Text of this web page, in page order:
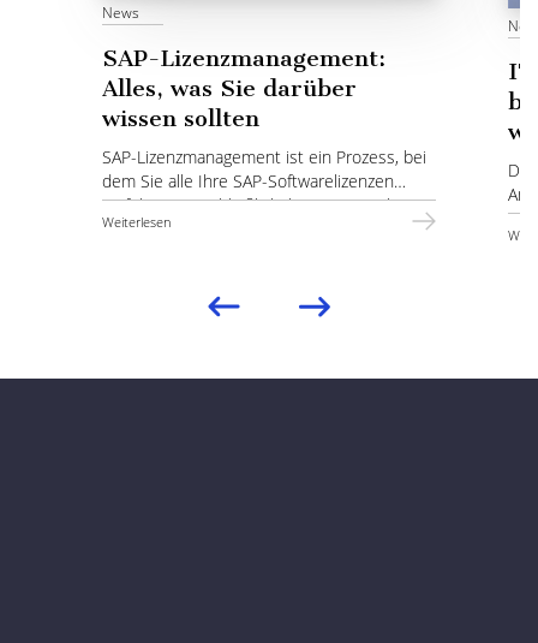
News
SAP-Lizenzmanagement:
Alles, was Sie darüber
wissen sollten
SAP-Lizenzmanagement ist ein Prozess, bei
dem Sie alle Ihre SAP-Softwarelizenzen
verfolgen, einschließlich ihres Status, ihrer
Anzahl und ihres Ablaufdatums.
Weiterlesen